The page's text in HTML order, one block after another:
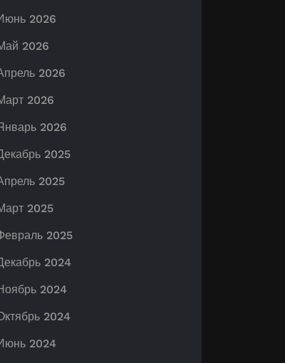
2026
2026
2026
2026
2026
2025
2025
2025
2025
2024
2024
2024
2024